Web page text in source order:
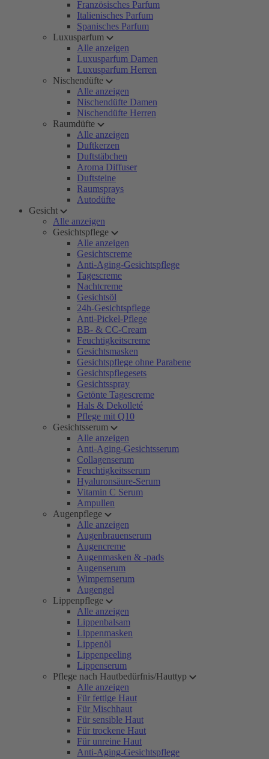
Französisches Parfum
Italienisches Parfum
Spanisches Parfum
Luxusparfum
Alle anzeigen
Luxusparfum Damen
Luxusparfum Herren
Nischendüfte
Alle anzeigen
Nischendüfte Damen
Nischendüfte Herren
Raumdüfte
Alle anzeigen
Duftkerzen
Duftstäbchen
Aroma Diffuser
Duftsteine
Raumsprays
Autodüfte
Gesicht
Alle anzeigen
Gesichtspflege
Alle anzeigen
Gesichtscreme
Anti-Aging-Gesichtspflege
Tagescreme
Nachtcreme
Gesichtsöl
24h-Gesichtspflege
Anti-Pickel-Pflege
BB- & CC-Cream
Feuchtigkeitscreme
Gesichtsmasken
Gesichtspflege ohne Parabene
Gesichtspflegesets
Gesichtsspray
Getönte Tagescreme
Hals & Dekolleté
Pflege mit Q10
Gesichtsserum
Alle anzeigen
Anti-Aging-Gesichtsserum
Collagenserum
Feuchtigkeitsserum
Hyaluronsäure-Serum
Vitamin C Serum
Ampullen
Augenpflege
Alle anzeigen
Augenbrauenserum
Augencreme
Augenmasken & -pads
Augenserum
Wimpernserum
Augengel
Lippenpflege
Alle anzeigen
Lippenbalsam
Lippenmasken
Lippenöl
Lippenpeeling
Lippenserum
Pflege nach Hautbedürfnis/Hauttyp
Alle anzeigen
Für fettige Haut
Für Mischhaut
Für sensible Haut
Für trockene Haut
Für unreine Haut
Anti-Aging-Gesichtspflege